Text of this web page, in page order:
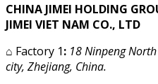
CHINA JIMEI HOLDING
JIMEI VIET NAM CO., LTD
⌂ Factory 1: 18 Ninpeng
city, Zhejiang, China.